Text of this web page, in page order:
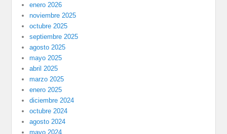
enero 2026
noviembre 2025
octubre 2025
septiembre 2025
agosto 2025
mayo 2025
abril 2025
marzo 2025
enero 2025
diciembre 2024
octubre 2024
agosto 2024
mayo 2024